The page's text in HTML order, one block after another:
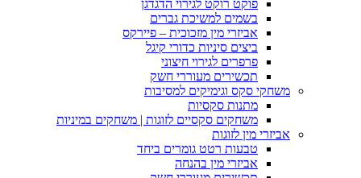
פוקט רוקט לגירוי הדגדגן
בשמים למשיכת גברים
אביזרי מין מזכוכית – פיירקס
ביצים סיניות כדורי קיגל
פרפרים לגירוי חיצוני
תכשירים מעוררי חשק
משחקי סקס וגימיקים למסיבות
מתנות סקסיות
משחקים סקסיים לזוגות | משחקים במיניות
אביזרי מין לזוגות
טבעות רטט גומרים ביחד
אביזרי מין בהנחה